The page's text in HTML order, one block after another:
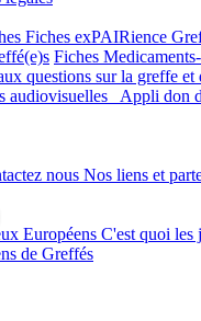
Fiches exPAIRience
Fiches
questions sur la greffe
audiovisuelles
Appli don
nous Nos liens et
Européens C'est quoi les
de Greffés